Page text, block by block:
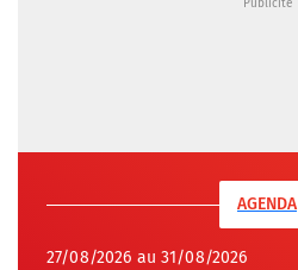
AGENDA
27/08/2026 au 31/08/2026